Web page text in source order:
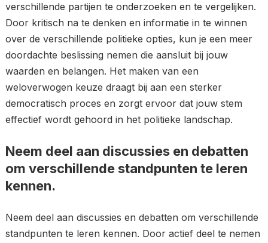
verschillende partijen te onderzoeken en te vergelijken.
Door kritisch na te denken en informatie in te winnen
over de verschillende politieke opties, kun je een meer
doordachte beslissing nemen die aansluit bij jouw
waarden en belangen. Het maken van een
weloverwogen keuze draagt bij aan een sterker
democratisch proces en zorgt ervoor dat jouw stem
effectief wordt gehoord in het politieke landschap.
Neem deel aan discussies en debatten
om verschillende standpunten te leren
kennen.
Neem deel aan discussies en debatten om verschillende
standpunten te leren kennen. Door actief deel te nemen